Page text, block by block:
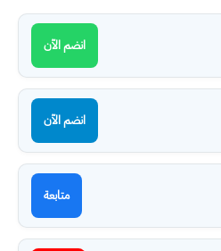
انضم الآن
انضم الآن
متابعة